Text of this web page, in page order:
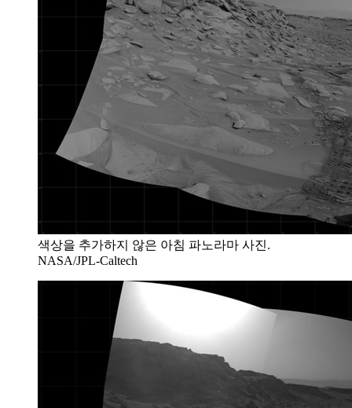
색상을 추가하지 않은 아침 파노라마 사진.
NASA/JPL-Caltech